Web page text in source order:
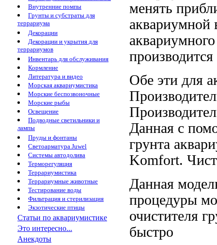
Внутренние помпы
Грунты и субстраты для
террариума
Декорации
Декорации и укрытия для
террариумов
Инвентарь для обслуживания
Кормление
Литература и видео
Морская аквариумистика
Морские беспозвоночные
Морские рыбы
Освещение
Подводные светильники и
лампы
Пруды и фонтаны
Светоарматура Juwel
Системы автодолива
Терморегуляция
Террариумистика
Террариумные животные
Тестирование воды
Фильтрация и стерилизация
Экзотические птицы
Статьи по аквариумистике
Это интересно...
Анекдоты
менять
производится
Обе эти для
Данная с
грунта
Komfort.
Данная
процедуры
очистителя
быстро